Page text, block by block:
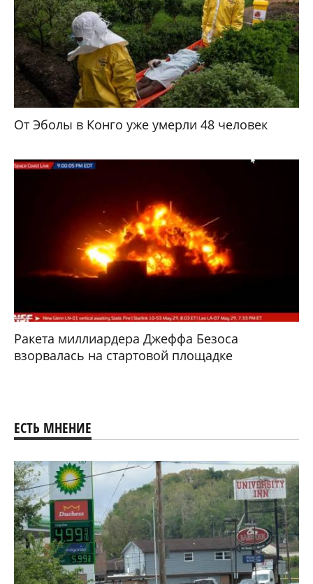
От Эболы в Конго уже умерли 48 человек
Ракета миллиардера Джеффа Безоса
взорвалась на стартовой площадке
ЕСТЬ МНЕНИЕ